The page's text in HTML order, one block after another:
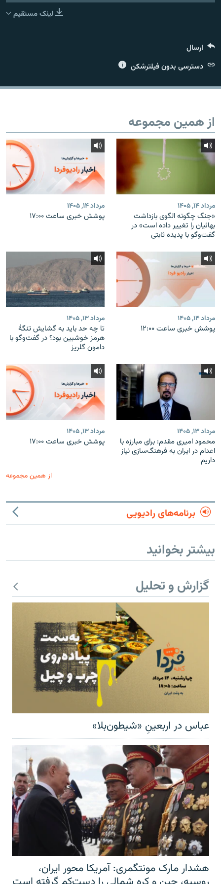
لینک مستقیم
ارسال
دسترسی بدون فیلترشکن
از همین مجموعه
مرداد ۱۴, ۱۴۰۵
«جنگ چگونه الگوی بازداشت
بهائیان را تغییر داده است» در
گفت‌وگو با پدیده ثابتی
مرداد ۱۴, ۱۴۰۵
پوشش خبری ساعت ۱۷:۰۰
مرداد ۱۴, ۱۴۰۵
پوشش خبری ساعت ۱۲:۰۰
مرداد ۱۳, ۱۴۰۵
تا چه حد باید به گشایش تنگهٔ
هرمز خوشبین بود؟ در گفت‌وگو با
دامون گلریز
مرداد ۱۳, ۱۴۰۵
محمود امیری مقدم: برای مبارزه با
اعدام در ایران به فرهنگ‌سازی نیاز
داریم
مرداد ۱۳, ۱۴۰۵
پوشش خبری ساعت ۱۷:۰۰
از همین مجموعه
برنامه‌های رادیویی
بیشتر بخوانید
گزارش و تحلیل
عباس در اربعینِ «شیطون‌بلا»
هشدار مارک مونتگمری: آمریکا محور ایران،